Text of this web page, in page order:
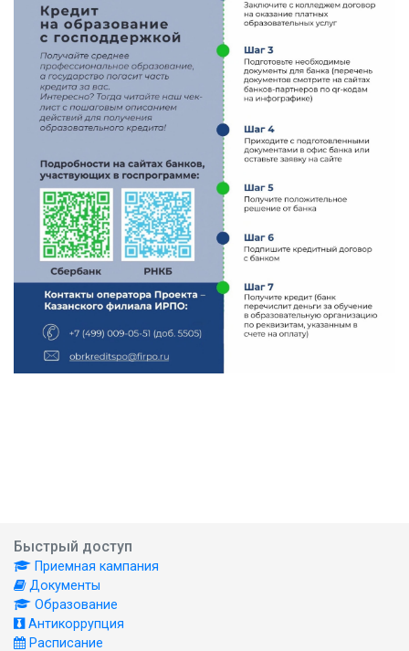
Быстрый доступ
Приемная кампания
Документы
Образование
Антикоррупция
Расписание